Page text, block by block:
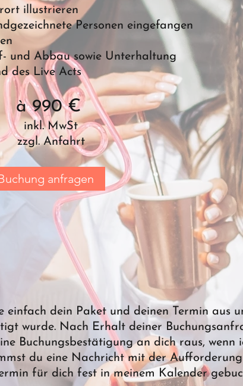
illustrieren
Personen eingefangen
und Abbau sowie Unterhaltung
des Live Acts
à 990 €
inkl. MwSt
zzgl. Anfahrt
anfragen
einfach dein Paket und deinen Termin aus
wurde. Nach Erhalt deiner
Buchungsbestätigung an dich raus,
du eine Nachricht mit der
für dich fest in meinem Kalender